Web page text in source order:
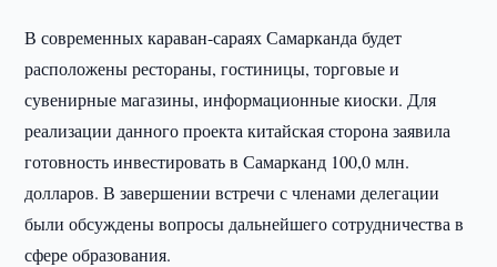
В современных караван-сараях Самарканда будет
расположены рестораны, гостиницы, торговые и
сувенирные магазины, информационные киоски. Для
реализации данного проекта китайская сторона заявила
готовность инвестировать в Самарканд 100,0 млн.
долларов. В завершении встречи с членами делегации
были обсуждены вопросы дальнейшего сотрудничества в
сфере образования.